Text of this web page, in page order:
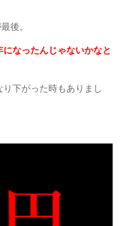
後。
なったんじゃないかなと
下がった時もありまし